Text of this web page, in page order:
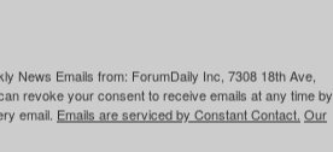
News Emails from: ForumDaily Inc, 7308 18th Ave,
revoke your consent to receive emails at any time by
email. Emails are serviced by Constant Contact. Our